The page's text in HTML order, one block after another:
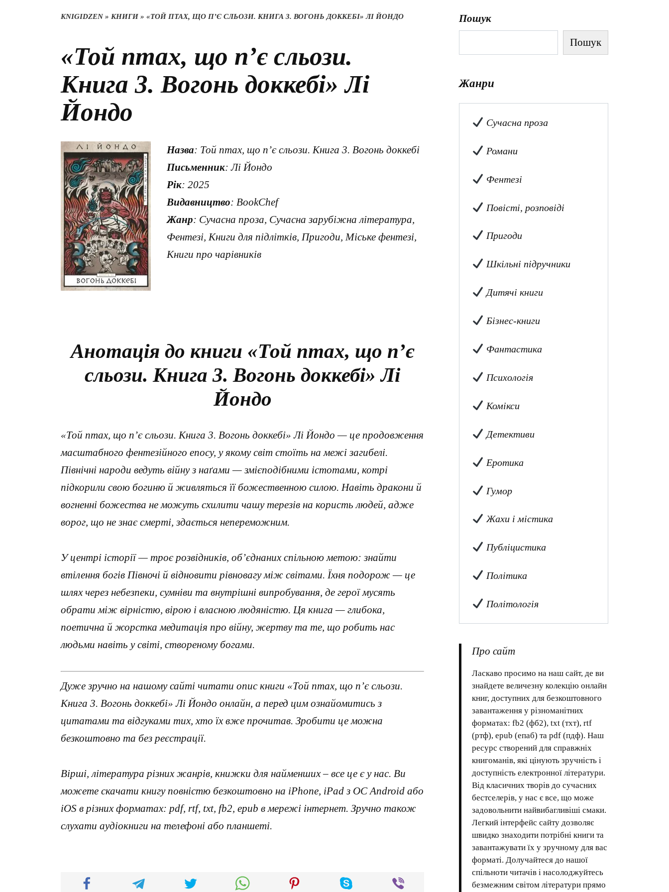
KNIGIDZEN» КНИГИ » «ТОЙ ПТАХ, ЩО П’Є СЛЬОЗИ. КНИГА 3. ВОГОНЬ ДОККЕБІ» ЛІ ЙОНДО
«Той птах, що п’є сльози.
Книга 3. Вогонь доккебі» Лі
Йондо
Назва: Той птах, що п’є сльози. Книга 3. Вогонь доккебі
Письменник: Лі Йондо
Рік: 2025
Видавництво: BookChef
Жанр: Сучасна проза, Сучасна зарубіжна література,
Фентезі, Книги для підлітків, Пригоди, Міське фентезі,
Книги про чарівників
Анотація до книги «Той птах, що п’є
сльози. Книга 3. Вогонь доккебі» Лі
Йондо
«Той птах, що п’є сльози. Книга 3. Вогонь доккебі» Лі Йондо — це продовження
масштабного фентезійного епосу, у якому світ стоїть на межі загибелі.
Північні народи ведуть війну з наґами — змієподібними істотами, котрі
підкорили свою богиню й живляться її божественною силою. Навіть дракони й
вогненні божества не можуть схилити чашу терезів на користь людей, адже
ворог, що не знає смерті, здається непереможним.
У центрі історії — троє розвідників, об’єднаних спільною метою: знайти
втілення богів Півночі й відновити рівновагу між світами. Їхня подорож — це
шлях через небезпеки, сумніви та внутрішні випробування, де герої мусять
обрати між вірністю, вірою і власною людяністю. Ця книга — глибока,
поетична й жорстка медитація про війну, жертву та те, що робить нас
людьми навіть у світі, створеному богами.
Дуже зручно на нашому сайті читати опис книги «Той птах, що п’є сльози.
Книга 3. Вогонь доккебі» Лі Йондо онлайн, а перед цим ознайомитись з
цитатами та відгуками тих, хто їх вже прочитав. Зробити це можна
безкоштовно та без реєстрації.
Вірші, література різних жанрів, книжки для найменших – все це є у нас. Ви
можете скачати книгу повністю безкоштовно на iPhone, iPad з ОС Android або
iOS в різних форматах: pdf, rtf, txt, fb2, epub в мережі інтернет. Зручно також
слухати аудіокниги на телефоні або планшеті.
Пошук
Пошук
Жанри
Сучасна проза
Романи
Фентезі
Повісті, розповіді
Пригоди
Шкільні підручники
Дитячі книги
Бізнес-книги
Фантастика
Психологія
Комікси
Детективи
Еротика
Гумор
Жахи і містика
Публіцистика
Політика
Політологія
Про сайт
Ласкаво просимо на наш сайт, де ви
знайдете величезну колекцію онлайн
книг, доступних для безкоштовного
завантаження у різноманітних
форматах: fb2 (фб2), txt (тхт), rtf
(ртф), epub (епаб) та pdf (пдф). Наш
ресурс створений для справжніх
книгоманів, які цінують зручність і
доступність електронної літератури.
Від класичних творів до сучасних
бестселерів, у нас є все, що може
задовольнити найвибагливіші смаки.
Легкий інтерфейс сайту дозволяє
швидко знаходити потрібні книги та
завантажувати їх у зручному для вас
форматі. Долучайтеся до нашої
спільноти читачів і насолоджуйтесь
безмежним світом літератури прямо